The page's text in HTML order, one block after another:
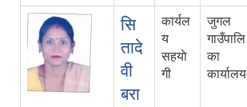
सि
तादे
वी
बरा
कार्यल
य
सहयाे
गी
जुगल
गाउँपालि
का
कार्यालय